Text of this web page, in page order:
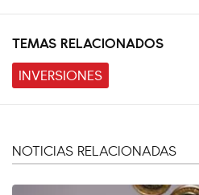
TEMAS RELACIONADOS
INVERSIONES
NOTICIAS RELACIONADAS